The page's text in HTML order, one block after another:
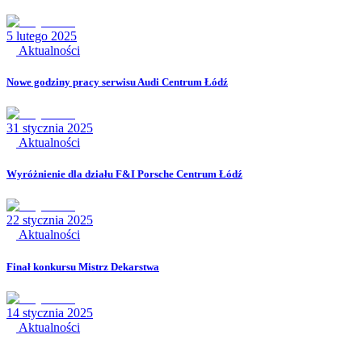
5 lutego 2025
Aktualności
Nowe godziny pracy serwisu Audi Centrum Łódź
31 stycznia 2025
Aktualności
Wyróżnienie dla działu F&I Porsche Centrum Łódź
22 stycznia 2025
Aktualności
Finał konkursu Mistrz Dekarstwa
14 stycznia 2025
Aktualności